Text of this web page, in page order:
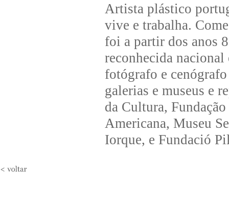
Artista plástico
vive e trabalha.
foi a partir dos anos
reconhecida
fotógrafo e
galerias e museus e
da Cultura,
Americana, Museu
Iorque, e Fundació